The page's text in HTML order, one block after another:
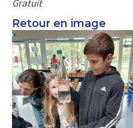
Gratuit
Retour en image